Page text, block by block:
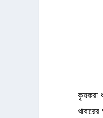
কৃষকরা